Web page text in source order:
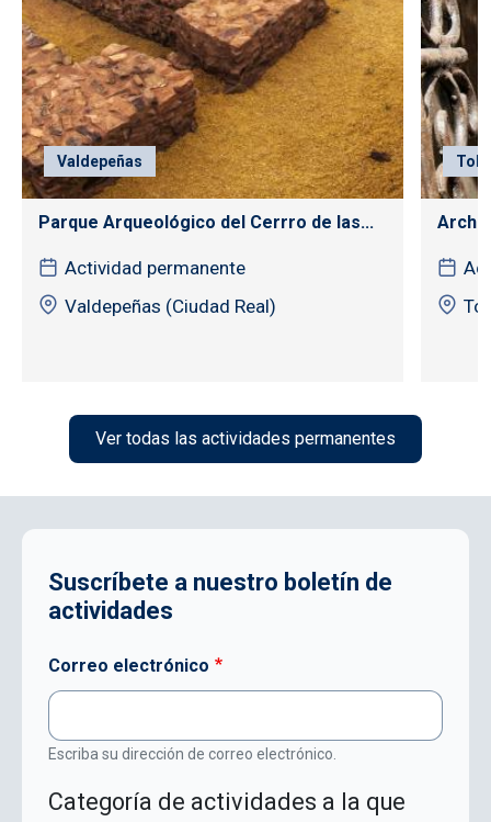
Valdepeñas
Parque Arqueológico del Cerrro de las...
Actividad permanente
Valdepeñas (Ciudad Real)
Ver todas las actividades permanentes
Suscríbete a nuestro boletín de
actividades
Correo electrónico
Escriba su dirección de correo electrónico.
Categoría de actividades a la que